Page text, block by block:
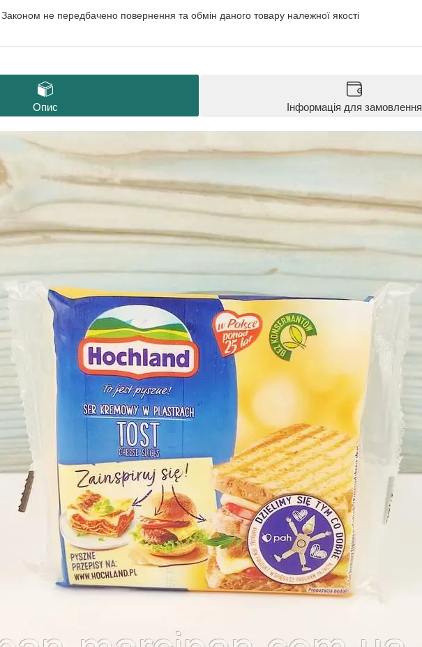
Законом не передбачено повернення та обмін даного товару належної якості
Опис Інформація для замовлення